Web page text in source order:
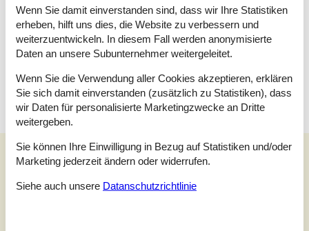
deutsche Fernsehsender. Es steht kabellose Internetverbindung
zur Verfügung.
Wissenswertes
Keine Vermietung an Jugendgruppen, in denen alle 15-25 Jahre
sind. Rauchen ist nicht zugelassen. Bei Nichtbeachtung dieses
Verbots wird eine Gebühr von mindestens EUR 420,- erhoben.
Unsere Gästebewertungen
Wenn Sie damit einverstanden sind, dass wir Ihre Statistiken
erheben, hilft uns dies, die Website zu verbessern und
weiterzuentwickeln. In diesem Fall werden anonymisierte
Daten an unsere Subunternehmer weitergeleitet.
Wenn Sie die Verwendung aller Cookies akzeptieren, erklären
Sie sich damit einverstanden (zusätzlich zu Statistiken), dass
wir Daten für personalisierte Marketingzwecke an Dritte
weitergeben.
Sie können Ihre Einwilligung in Bezug auf Statistiken und/oder
Marketing jederzeit ändern oder widerrufen.
Siehe auch unsere Datanschutzrichtlinie